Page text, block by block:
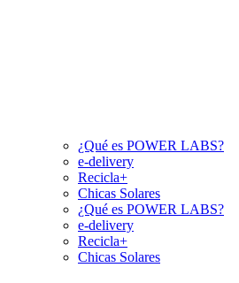
¿Qué es POWER LABS?
e-delivery
Recicla+
Chicas Solares
¿Qué es POWER LABS?
e-delivery
Recicla+
Chicas Solares